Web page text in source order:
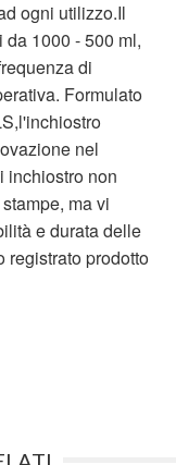
ogni utilizzo.Il
1000 - 500 ml,
di
Formulato
nel
inchiostro non
ma vi
e durata delle
registrato prodotto